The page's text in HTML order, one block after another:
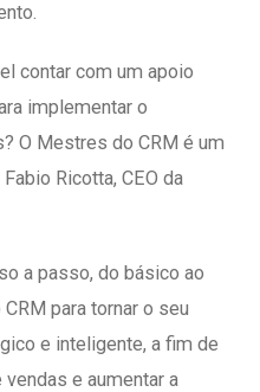
contar com um apoio
implementar o
O Mestres do CRM é um
Ricotta, CEO da
a passo, do básico ao
para tornar o seu
e inteligente, a fim de
e aumentar a